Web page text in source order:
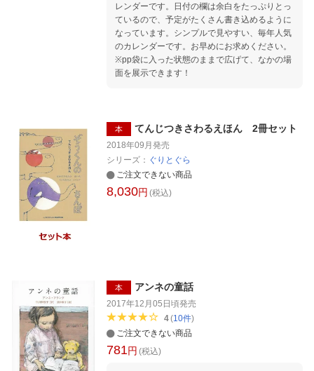
た。「本は子どもに人生への希望と自信を与え
る」と信じる中川さんが、信頼を寄せる絵本や
児童書を紹介し、子どもへの向き合い方などア
ドヴァイスを綴っています。小川洋子さんの解
説も、必読です！ 〈胸にしみいるメッセージが
いっぱい〉 幼児とのつきあいにはユーモアのセ
しつけは禁物です。/ 子どもは愛情に敏感で
す。そして愛情を示されることと、自分から愛
情を示すことに無上の喜びを感じています / な
どなど。
レンダーです。日付の欄は余白をたっぷりとっ
ているので、予定がたくさん書き込めるように
なっています。シンプルで見やすい、毎年人気
のカレンダーです。お早めにお求めください。
※pp袋に入った状態のままで広げて、なかの場
面を展示できます！
本 てんじつきさわるえほん 2冊セット
2018年09月発売
シリーズ： ぐりとぐら
ご注文できない商品
8,030円 (税込)
本 アンネの童話
2017年12月05日頃発売
4(10件)
ご注文できない商品
781円 (税込)